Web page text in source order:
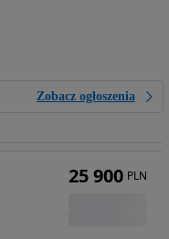
Zobacz ogłoszenia
25 900 PLN